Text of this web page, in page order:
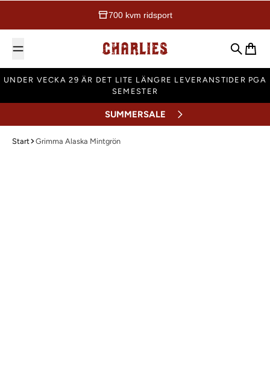
700 kvm ridsport
Charlies Ridsport
Sök
UNDER VECKA 29 ÄR DET LITE LÄNGRE LEVERANSTIDER PGA
SEMESTER
SUMMERSALE
Start Grimma Alaska Mintgrön